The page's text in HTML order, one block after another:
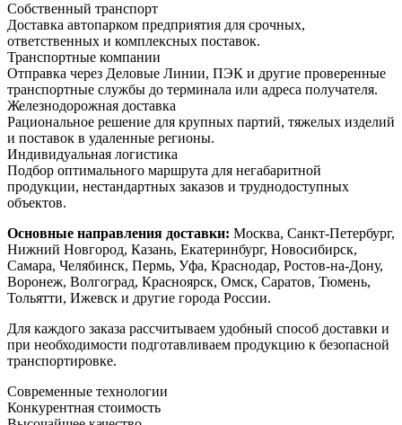
Собственный транспорт
Доставка автопарком предприятия для срочных,
ответственных и комплексных поставок.
Транспортные компании
Отправка через Деловые Линии, ПЭК и другие проверенные
транспортные службы до терминала или адреса получателя.
Железнодорожная доставка
Рациональное решение для крупных партий, тяжелых изделий
и поставок в удаленные регионы.
Индивидуальная логистика
Подбор оптимального маршрута для негабаритной
продукции, нестандартных заказов и труднодоступных
объектов.
Основные направления доставки: Москва, Санкт-Петербург,
Нижний Новгород, Казань, Екатеринбург, Новосибирск,
Самара, Челябинск, Пермь, Уфа, Краснодар, Ростов-на-Дону,
Воронеж, Волгоград, Красноярск, Омск, Саратов, Тюмень,
Тольятти, Ижевск и другие города России.
Для каждого заказа рассчитываем удобный способ доставки и
при необходимости подготавливаем продукцию к безопасной
транспортировке.
Современные технологии
Конкурентная стоимость